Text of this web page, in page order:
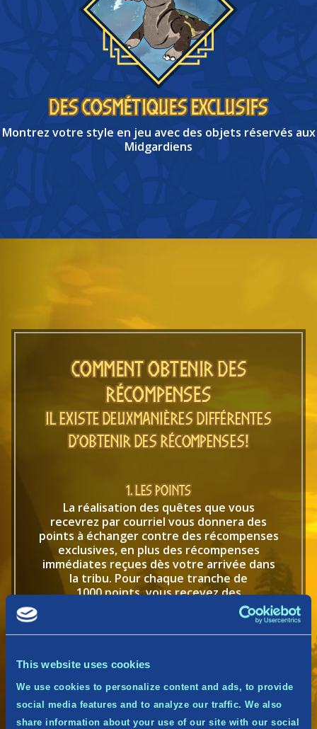
This website uses cookies
We use cookies to personalize content and ads, to provide
social media features and to analyze our traffic. We also
share information about your use of our site with our social
DES COSMÉTIQUES EXCLUSIFS
Montrez votre style en jeu avec des objets réservés aux
Midgardiens
COMMENT OBTENIR DES
RÉCOMPENSES
Il existedeuxmanières différentes
d’obtenir des récompenses!
1. Les points
La réalisation des quêtes que vous
recevrez par courriel vous donnera des
points à échanger contre des récompenses
exclusives, en plus des récompenses
immédiates reçues dès votre arrivée dans
la tribu. Pour chaque tranche de
1000 points, vous recevez des
récompenses exclusives comme des
cosmétiques en jeu, des portraits, du butin
et bien plus encore.
1000 points: portrait en jeu exclusif
20 000 points: butin exclusif
Et encore plus très bientôt…